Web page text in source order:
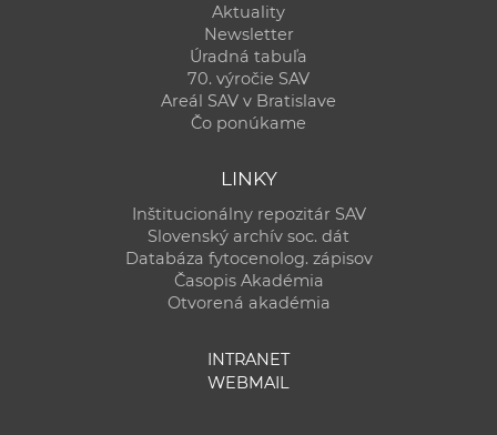
Aktuality
Newsletter
Úradná tabuľa
70. výročie SAV
Areál SAV v Bratislave
Čo ponúkame
LINKY
Inštitucionálny repozitár SAV
Slovenský archív soc. dát
Databáza fytocenolog. zápisov
Časopis Akadémia
Otvorená akadémia
INTRANET
WEBMAIL